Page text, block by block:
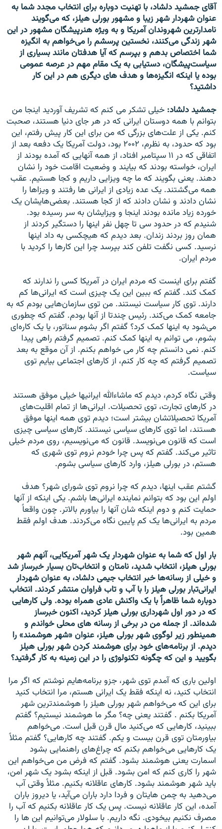
آقای جمشيد دلشاد، با تهنيت دوباره برای انتخاب مجدد شما به
عنوان شهردار شهر زيبا و مشهور بورلی هيلز، که می‌گويند
نامدارترين شهروندان آمريکا و به ويژه هنرپيشگان مشهور در اين
شهر زندگی می‌کنند، نخستين پرسشم را می‌خواهم به انگيزه
شما اختصاص بدهم و بپرسم که آيا هدفتان مانند بسياری از
سياست‌پيشگان، دستيابی به يک مقام مهم در عرصه عمومی
بوده يا اينکه انگيزه‌ها و هدف های ديگری هم در اين کار
داشتيد؟
جمشيد دلشاد: خيلی تشکر می کنم که تشريف آورديد اينجا من
بتوانم با همه دوستان ايرانی که در هر جای دنيا هستند، صحبت
کنم. يکی از علت‌های بزرگی که من برای اين کار پيش رفتم، اين
بود که حدود، به نظرم، ۲۰۰۲ بود، دولت آمريکا يک دفعه بعد از
اتفاقی که در ۱۱ سپتامبر افتاد، از همه آنهايی که آمده بودند از
ايران، خواسته بودند که بيايند و وضعيت اقامت خود را نشان
دهند. يعنی بگويند که ما چه ويزايی داريم و کجا هستيم. عقب
همه می‌گشتند. يک عده زيادی از ايرانی ها رفتند و ويزاها را
نشان دادند و نشان دادند که از کجا هستند. بعضی‌هايشان يک
خورده زياد مانده بودند اينجا و ويزايشان به سر رسيده بود.
شنيدم که در حدود سی تا چهل نفر اينها را دستگير کردند از
همان روز بردند زندان. بعد ديدم که هيچکسی به داد اينها
نرسيد. کسی نگفت تلفن کند بپرسد چرا اين کارها را کرديد با
مردم ايران.
گفتم برای اينست که مردم ايران در آمريکا کسی را ندارند که
کمک کند. گفتم که ببين اين يک چيزی است که ايرانی‌ها کم
دارند. توی کار سياست نيستند. من توی سازمان‌هايی بودم که به
جامعه کمک می‌کند. رئيس چندتا از آنها بودم. گفتم که چطوری
می‌شود به اينها کمک کرد؟ گفتم اگر بشوم سناتور، یا یک کاره‌ای
بشوم، می توانم به اينها کمک کنم. تصميم گرفتم راهی پيدا
کنم. نمی دانستم چه کار می خواهم بکنم. از آن موقع به بعد
تصميم گرفتم که چه کار کنم، از کارهای اجتماعی بيايم توی
سياست.
وقتی نگاه کردم، ديدم که ماشاءالله ايرانیها خيلی موفق هستند
در کارهای تجارت، توی تحصيلات. ايرانی‌ها از تمام اقليت‌های
آمريکا تحصيلاتشان بيشتر است؛ ديدم توی همه اينها موفق
هستند، اما توی کارهای سياسی نيستند. کارهای سياسی چيزی
است که قانون می‌نويسد. قانون که می‌نويسيم، روی مردم خيلی
تاثير می‌کند. گفتم که پس چرا خودم نروم توی شهری که
هستم، در بورلی هيلز، وارد کارهای سياسی بشوم.
گشتم عقب اينها، ديدم که چرا نروم توی شورای شهر؟ هدف
اولم اين بود که بتوانم نماينده ايرانی‌ها باشم. يکی اينکه از آنها
حمايت کنم و دوم اينکه شان آنها را بياورم بالاتر. چون واقعاً
مردم به ايرانی‌ها يک کم پایین نگاه می‌کردند. هدف اولم فقط
همين بود.
بار اول که شما به عنوان شهردار يک شهر آمريکايی، آنهم شهر
بورلی هيلز، انتخاب شديد، نامتان و انتخاب‌تان بسيار خبرساز شد
و خيلی از رسانه‌ها خبر انتخاب جيمی دلشاد، به عنوان شهردار
ايرانی‌تبار بورلی هيلز را با آب و تاب فراوان منتشر کردند. انتخاب
دوباره شما ظاهراً با يک واکنش عادی همراه بوده. ولی کارهايی
که در دور اول شهرداری بورلی هيلز کرديد، اکنون خبرساز
شده‌اند. از جمله من در برخی از رسانه های محلی خواندم و
همينطور زير لوگوی شهر بورلی هيلز، عنوان «شهر هوشمند» را
ديدم. از برنامه‌های خود برای هوشمند کردن شهر بورلی هيلز
بگوييد و اين که چگونه تکنولوژی را در اين زمينه به کار گرفتيد؟
اولين باری که آمدم توی شهر، جزو برنامه‌هايم نوشتم که اگر مرا
انتخاب کنيد، نه اينکه فقط يک ايرانی هستم، مرا انتخاب کنيد
برای اين که می‌خواهم شهر بورلی هيلز را هوشمندترين شهر
آمريکا بکنم . گفتند يعنی چه؟ مگر ما هوشمند نيستيم؟ گفتم
ببينيد، کارهايی که می‌کنيد مال قرن قبل است. می‌خواهم
بياورمتان توی قرن بيست و يکم. گفتند چه کارهايی؟ گفتم مثلاً
يک کارهايی می‌خواهم بکنم که چراغ‌های راهنمايی بشود
اسمارت يعنی هوشمند بشود. گفتم که فرض من می‌خواهم اين
شهر را کاری کنم که امن بشود. قبل از اينکه بشود يک شهر امن،
بايد شهر هوشمند بشود. کارهای عاقلانه بکنيم. مثلاً وقتی آب
می‌دهيد به چمن هايتان و فردا دارد باران می‌آيد، يا ديروز باران
آمده، اين کار عاقلانه نيست. پس يک کار عاقلانه بکنيم که آب را
مصرف نکنيم بيخودی. نگه داريم. با سلولار می‌توانيم اين ها را